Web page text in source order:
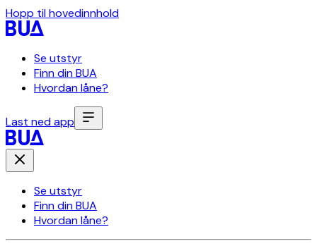
Hopp til hovedinnhold
Se utstyr
Finn din BUA
Hvordan låne?
Last ned app
Se utstyr
Finn din BUA
Hvordan låne?